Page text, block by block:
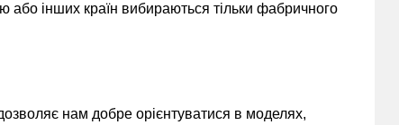
або інших країн вибираються тільки фабричного
нам добре орієнтуватися в моделях,